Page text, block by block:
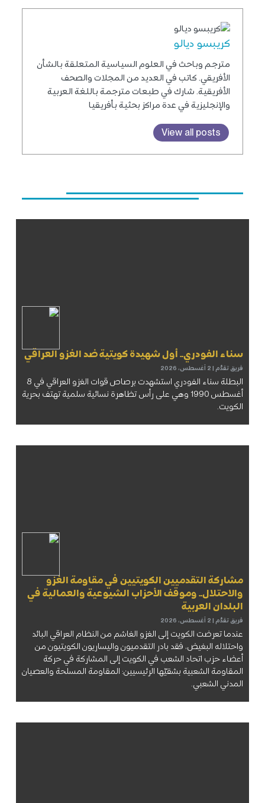
كريبسو ديالو
مترجم وباحث في العلوم السياسية المتعلقة بالشأن
الأفريقي. كاتب في العديد من المجلات والصحف
الأفريقية. شارك في طبعات مترجمة باللغة العربية
والإنجليزية في عدة مراكز بحثية بأفريقيا
View all posts
سناء الفودري.. أول شهيدة كويتية ضد الغزو العراقي
فريق تقدُّم 2 أغسطس، 2026
البطلة سناء الفودري استشهدت برصاص قوات الغزو العراقي في 8
أغسطس 1990 وهي على رأس تظاهرة نسائية سلمية تهتف بحرية
الكويت.
مشاركة التقدميين الكويتيين في مقاومة الغزو
والاحتلال.. وموقف الأحزاب الشيوعية والعمالية في
البلدان العربية
فريق تقدُّم 2 أغسطس، 2026
عندما تعرضت الكويت إلى الغزو الغاشم من النظام العراقي البائد
واحتلاله البغيض، فقد بادر التقدميون واليساريون الكويتيون من
أعضاء حزب اتحاد الشعب في الكويت إلى المشاركة في حركة
المقاومة الشعبية بشقيّها الرئيسيين: المقاومة المسلحة والعصيان
المدني الشعبي.